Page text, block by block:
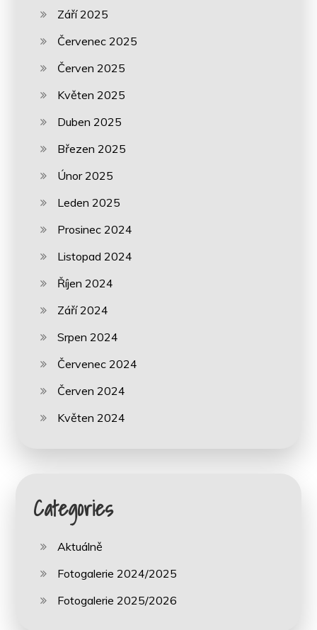
Září 2025
Červenec 2025
Červen 2025
Květen 2025
Duben 2025
Březen 2025
Únor 2025
Leden 2025
Prosinec 2024
Listopad 2024
Říjen 2024
Září 2024
Srpen 2024
Červenec 2024
Červen 2024
Květen 2024
Categories
Aktuálně
Fotogalerie 2024/2025
Fotogalerie 2025/2026